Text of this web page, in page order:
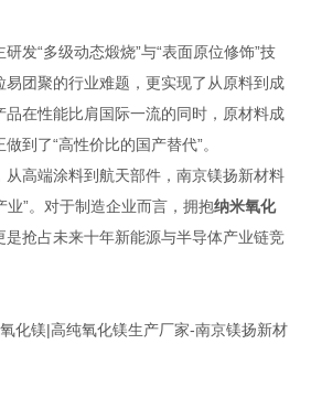
发“多级动态煅烧”与“表面原位修饰”技
团聚的行业难题，更实现了从原料到成
在性能比肩国际一流的同时，原材料成
到了“高性价比的国产替代”。
从高端涂料到航天部件，南京镁扬新材料
业”。对于制造企业而言，拥抱纳米氧化
是抢占未来十年新能源与半导体产业链竞
化镁|高纯氧化镁生产厂家-南京镁扬新材